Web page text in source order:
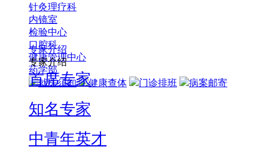
针灸理疗科
内镜室
检验中心
口腔科
健康管理中心
药学部
就医须知
健康查体 门诊排班 病案邮寄
专家介绍
专家介绍
首席专家
知名专家
中青年英才